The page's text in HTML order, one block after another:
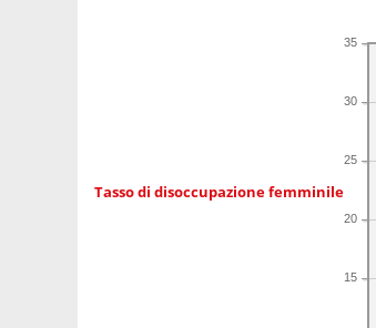
Tasso di disoccupazione femminile
15
20
25
30
35